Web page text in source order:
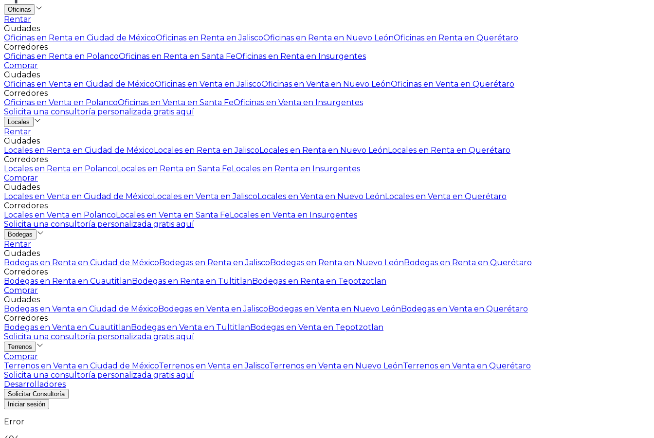
Oficinas
Rentar
Ciudades
Oficinas en Renta en Ciudad de MéxicoOficinas en Renta en JaliscoOficinas en Renta en Nuevo LeónOficinas en Renta en Querétaro
Corredores
Oficinas en Renta en PolancoOficinas en Renta en Santa FeOficinas en Renta en Insurgentes
Comprar
Ciudades
Oficinas en Venta en Ciudad de MéxicoOficinas en Venta en JaliscoOficinas en Venta en Nuevo LeónOficinas en Venta en Querétaro
Corredores
Oficinas en Venta en PolancoOficinas en Venta en Santa FeOficinas en Venta en Insurgentes
Solicita una consultoría personalizada gratis aquí
Locales
Rentar
Ciudades
Locales en Renta en Ciudad de MéxicoLocales en Renta en JaliscoLocales en Renta en Nuevo LeónLocales en Renta en Querétaro
Corredores
Locales en Renta en PolancoLocales en Renta en Santa FeLocales en Renta en Insurgentes
Comprar
Ciudades
Locales en Venta en Ciudad de MéxicoLocales en Venta en JaliscoLocales en Venta en Nuevo LeónLocales en Venta en Querétaro
Corredores
Locales en Venta en PolancoLocales en Venta en Santa FeLocales en Venta en Insurgentes
Solicita una consultoría personalizada gratis aquí
Bodegas
Rentar
Ciudades
Bodegas en Renta en Ciudad de MéxicoBodegas en Renta en JaliscoBodegas en Renta en Nuevo LeónBodegas en Renta en Querétaro
Corredores
Bodegas en Renta en CuautitlanBodegas en Renta en TultitlanBodegas en Renta en Tepotzotlan
Comprar
Ciudades
Bodegas en Venta en Ciudad de MéxicoBodegas en Venta en JaliscoBodegas en Venta en Nuevo LeónBodegas en Venta en Querétaro
Corredores
Bodegas en Venta en CuautitlanBodegas en Venta en TultitlanBodegas en Venta en Tepotzotlan
Solicita una consultoría personalizada gratis aquí
Terrenos
Comprar
Terrenos en Venta en Ciudad de MéxicoTerrenos en Venta en JaliscoTerrenos en Venta en Nuevo LeónTerrenos en Venta en Querétaro
Solicita una consultoría personalizada gratis aquí
Desarrolladores
Solicitar Consultoría
Iniciar sesión
Error